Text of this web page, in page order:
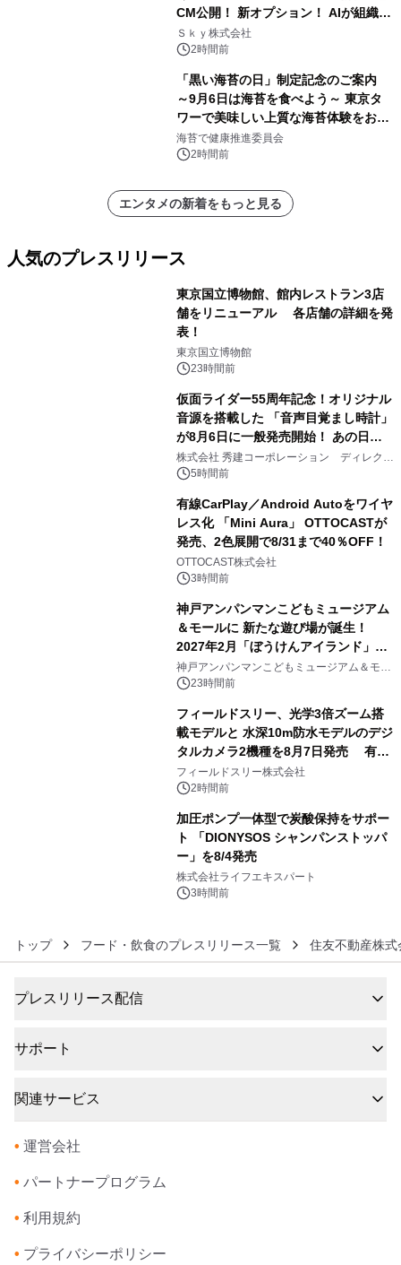
CM公開！ 新オプション！ AIが組織の
業務実態を分析し労務改善を支援。 藤
原竜也メイキング動画公開 「もしAIが
る自信がある」「昨年の夏はカブトム
シを捕まえたり、虫と戦ったり…」
Ｓｋｙ株式会社
2時間前
「黒い海苔の日」制定記念のご案内
～9月6日は海苔を食べよう～ 東京タ
ワーで美味しい上質な海苔体験をお届
けします！
海苔で健康推進委員会
2時間前
エンタメの新着をもっと見る
人気のプレスリリース
東京国立博物館、館内レストラン3店
舗をリニューアル 各店舗の詳細を発
表！
東京国立博物館
23時間前
仮面ライダー55周年記念！オリジナル
音源を搭載した 「音声目覚まし時計」
が8月6日に一般発売開始！ あの日の
大興奮が今甦る
株式会社 秀建コーポレーション ディレクト
アートギャラリー
5時間前
有線CarPlay／Android Autoをワイヤ
レス化 「Mini Aura」 OTTOCASTが
発売、2色展開で8/31まで40％OFF！
OTTOCAST株式会社
3時間前
神戸アンパンマンこどもミュージアム
＆モールに 新たな遊び場が誕生！
2027年2月「ぼうけんアイランド」が
オープン
神戸アンパンマンこどもミュージアム＆モー
ル 23時間前
フィールドスリー、光学3倍ズーム搭
載モデルと 水深10m防水モデルのデジ
タルカメラ2機種を8月7日発売 有効
約1300万画素、用途別に選べるコンデ
ジ新登場
フィールドスリー株式会社
2時間前
加圧ポンプ一体型で炭酸保持をサポー
ト 「DIONYSOS シャンパンストッパ
ー」を8/4発売
株式会社ライフエキスパート
3時間前
トップ フード・飲食のプレスリリース一覧 住友不動産株式
プレスリリース配信
サポート
関連サービス
• 運営会社
• パートナープログラム
• 利用規約
• プライバシーポリシー